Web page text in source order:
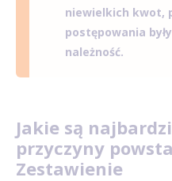
niewielkich kwot,
postępowania
należność.
Jakie są
przyczyny
Zestawienie